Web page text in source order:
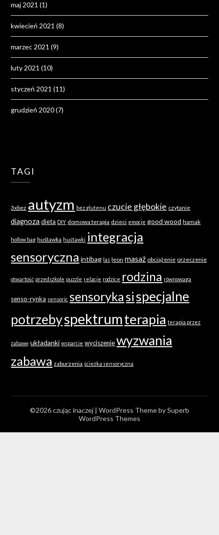
maj 2021 (1)
kwiecień 2021 (8)
marzec 2021 (9)
luty 2021 (10)
styczeń 2021 (11)
grudzień 2020(7)
TAGI
3xbez autyzm bez glutenu czucie głębokie czytanie
diagnoza dieta DIY domowa terapia dzieci emocje good wood hamak
hollow bag huśtawka huśtawki integracja
sensoryczna intibag las leon masaż obciążenie orzeczenie
otwartość przedszkole puzzle relacje rodzice rodzina równowaga
senso-rynka sensoric sensorykasispecjalne
potrzebyspektrumterapia terapia przez
zabawę układanki wsparcie wyciszenie wyzwania
zabawa zaburzenia ścieżka sensoryczna
©2026 czując inaczej | WordPress Theme bySuperb
WordPress Themes